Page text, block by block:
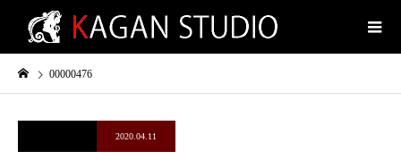
00000476
2020.04.11